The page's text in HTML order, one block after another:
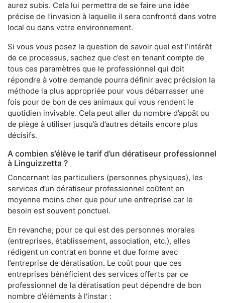
aurez subis. Cela lui permettra de se faire une idée
précise de l’invasion à laquelle il sera confronté dans votre
local ou dans votre environnement.
Si vous vous posez la question de savoir quel est l’intérêt
de ce processus, sachez que c’est en tenant compte de
tous ces paramètres que le professionnel qui doit
répondre à votre demande pourra définir avec précision la
méthode la plus appropriée pour vous débarrasser une
fois pour de bon de ces animaux qui vous rendent le
quotidien invivable. Cela peut aller du nombre d’appât ou
de piège à utiliser jusqu’à d’autres détails encore plus
décisifs.
A combien s’élève le tarif d’un dératiseur professionnel
à Linguizzetta ?
Concernant les particuliers (personnes physiques), les
services d’un dératiseur professionnel coûtent en
moyenne moins cher que pour une entreprise car le
besoin est souvent ponctuel.
En revanche, pour ce qui est des personnes morales
(entreprises, établissement, association, etc.), elles
rédigent un contrat en bonne et due forme avec
l’entreprise de dératisation. Le coût pour que ces
entreprises bénéficient des services offerts par ce
professionnel de la dératisation peut dépendre de bon
nombre d’éléments à l'instar :